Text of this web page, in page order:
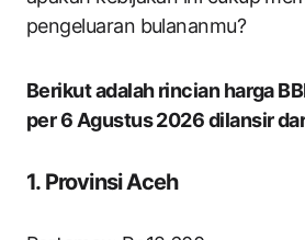
pengeluaran bulananmu?
Berikut adalah rincian harga
per 6 Agustus 2026 dilansir
1. Provinsi Aceh